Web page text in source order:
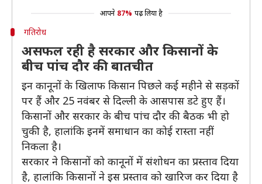
आपने 87% पढ़ लिया है
गतिरोध
असफल रही है सरकार और किसानों के
बीच पांच दौर की बातचीत
इन कानूनों के खिलाफ किसान पिछले कई महीने से सड़कों
पर हैं और 25 नवंबर से दिल्ली के आसपास डटे हुए हैं।
किसानों और सरकार के बीच पांच दौर की बैठक भी हो
चुकी है, हालांकि इनमें समाधान का कोई रास्ता नहीं
निकला है।
सरकार ने किसानों को कानूनों में संशोधन का प्रस्ताव दिया
है, हालांकि किसानों ने इस प्रस्ताव को खारिज कर दिया है